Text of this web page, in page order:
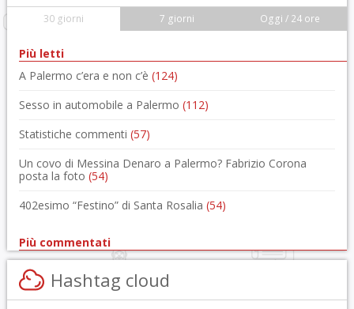
30 giorni 7 giorni Oggi / 24 ore
Più letti
A Palermo c’era e non c’è (124)
Sesso in automobile a Palermo (112)
Statistiche commenti (57)
Un covo di Messina Denaro a Palermo? Fabrizio Corona
posta la foto (54)
402esimo “Festino” di Santa Rosalia (54)
Più commentati
Hashtag cloud